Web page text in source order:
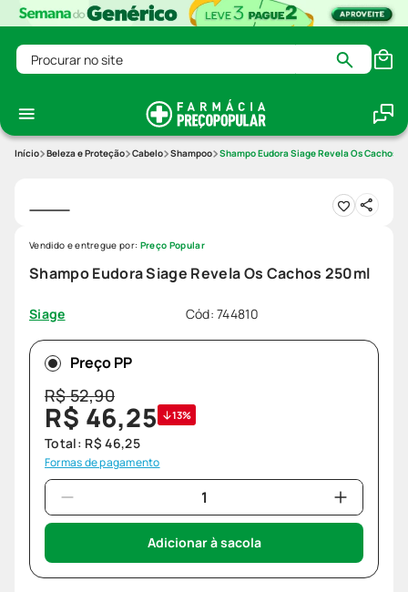
Procurar no site
Beleza e Proteção Cabelo Shampoo Shampo Eudora Siage Revela Os Cachos
Shampo Eudora Siage Revela Os Cachos 250ml
Siage Cód:744810
Vendido e entregue por: Preço Popular
Preço PP
R$52,90
R$ 46,25 13%
Total: R$ 46,25
Formas de pagamento
Adicionar à sacola